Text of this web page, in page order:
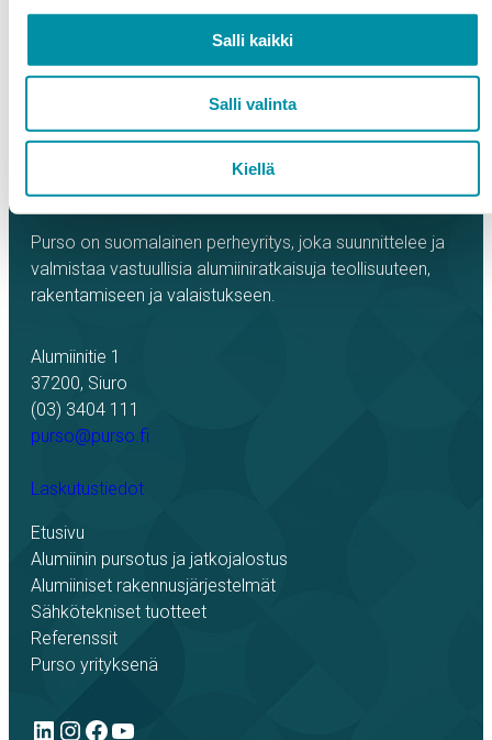
Salli kaikki
Salli valinta
Kiellä
Purso on suomalainen perheyritys, joka suunnittelee ja
valmistaa vastuullisia alumiiniratkaisuja teollisuuteen,
rakentamiseen ja valaistukseen.
Alumiinitie 1
37200, Siuro
(03) 3404 111
purso@purso.fi
Laskutustiedot
Etusivu
Alumiinin pursotus ja jatkojalostus
Alumiiniset rakennusjärjestelmät
Sähkötekniset tuotteet
Referenssit
Purso yrityksenä
LinkedIn
Instagram
Facebook
YouTube